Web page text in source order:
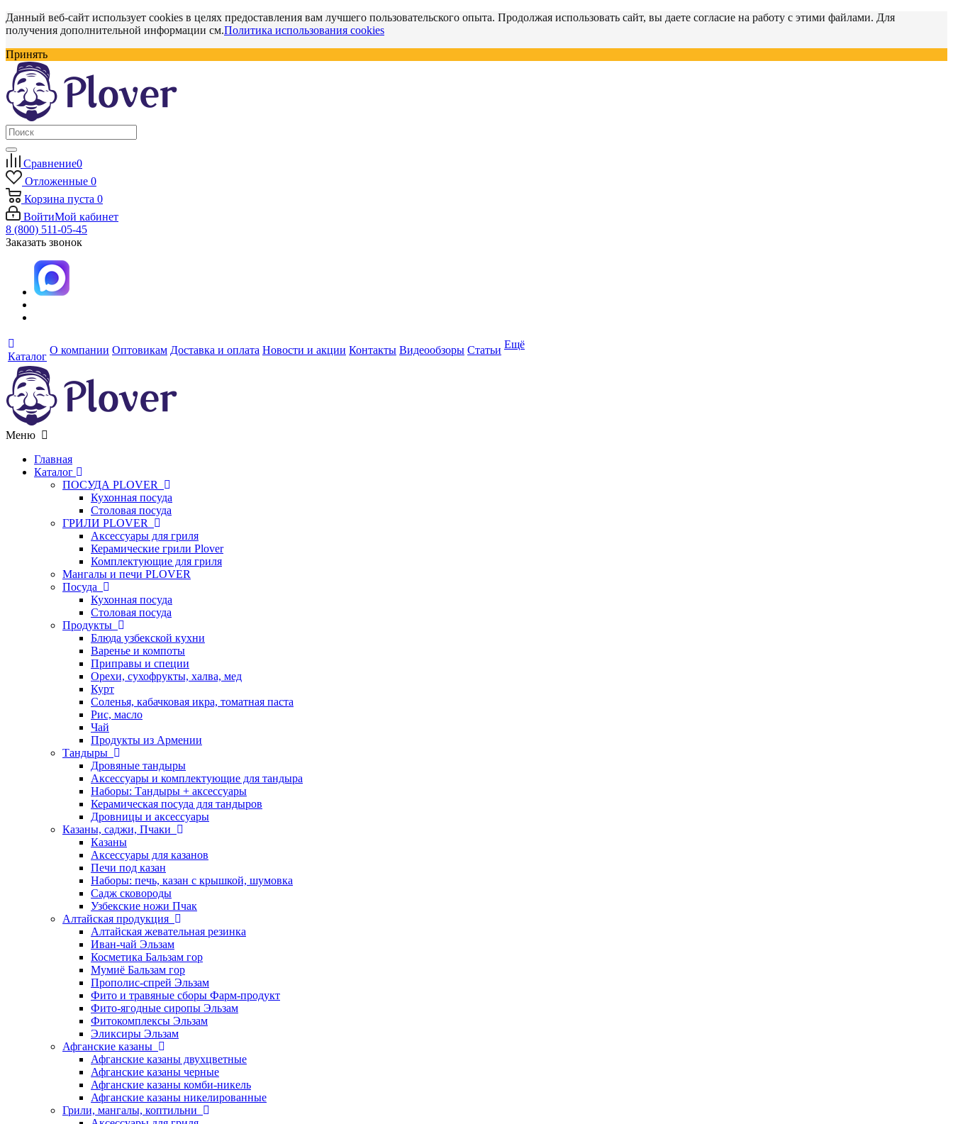
Данный веб-сайт использует cookies в целях предоставления вам лучшего пользовательского опыта. Продолжая использовать сайт, вы даете согласие на работу с этими файлами. Для
получения дополнительной информации см.Политика использования cookies
Принять
Сравнение0
Отложенные 0
Корзина пуста 0
ВойтиМой кабинет
8 (800) 511-05-45
Заказать звонок
Каталог
О компании Оптовикам Доставка и оплата Новости и акции Контакты Видеообзоры Статьи Ещё
Меню
Главная
Каталог
ПОСУДА PLOVER
Кухонная посуда
Столовая посуда
ГРИЛИ PLOVER
Аксессуары для гриля
Керамические грили Plover
Комплектующие для гриля
Мангалы и печи PLOVER
Посуда
Кухонная посуда
Столовая посуда
Продукты
Блюда узбекской кухни
Варенье и компоты
Приправы и специи
Орехи, сухофрукты, халва, мед
Курт
Соленья, кабачковая икра, томатная паста
Рис, масло
Чай
Продукты из Армении
Тандыры
Дровяные тандыры
Аксессуары и комплектующие для тандыра
Наборы: Тандыры + аксессуары
Керамическая посуда для тандыров
Дровницы и аксессуары
Казаны, саджи, Пчаки
Казаны
Аксессуары для казанов
Печи под казан
Наборы: печь, казан с крышкой, шумовка
Садж сковороды
Узбекские ножи Пчак
Алтайская продукция
Алтайская жевательная резинка
Иван-чай Эльзам
Косметика Бальзам гор
Мумиё Бальзам гор
Прополис-спрей Эльзам
Фито и травяные сборы Фарм-продукт
Фито-ягодные сиропы Эльзам
Фитокомплексы Эльзам
Эликсиры Эльзам
Афганские казаны
Афганские казаны двухцветные
Афганские казаны черные
Афганские казаны комби-никель
Афганские казаны никелированные
Грили, мангалы, коптильни